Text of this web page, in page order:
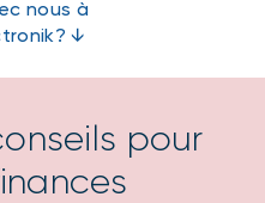
nous à
↓
pour